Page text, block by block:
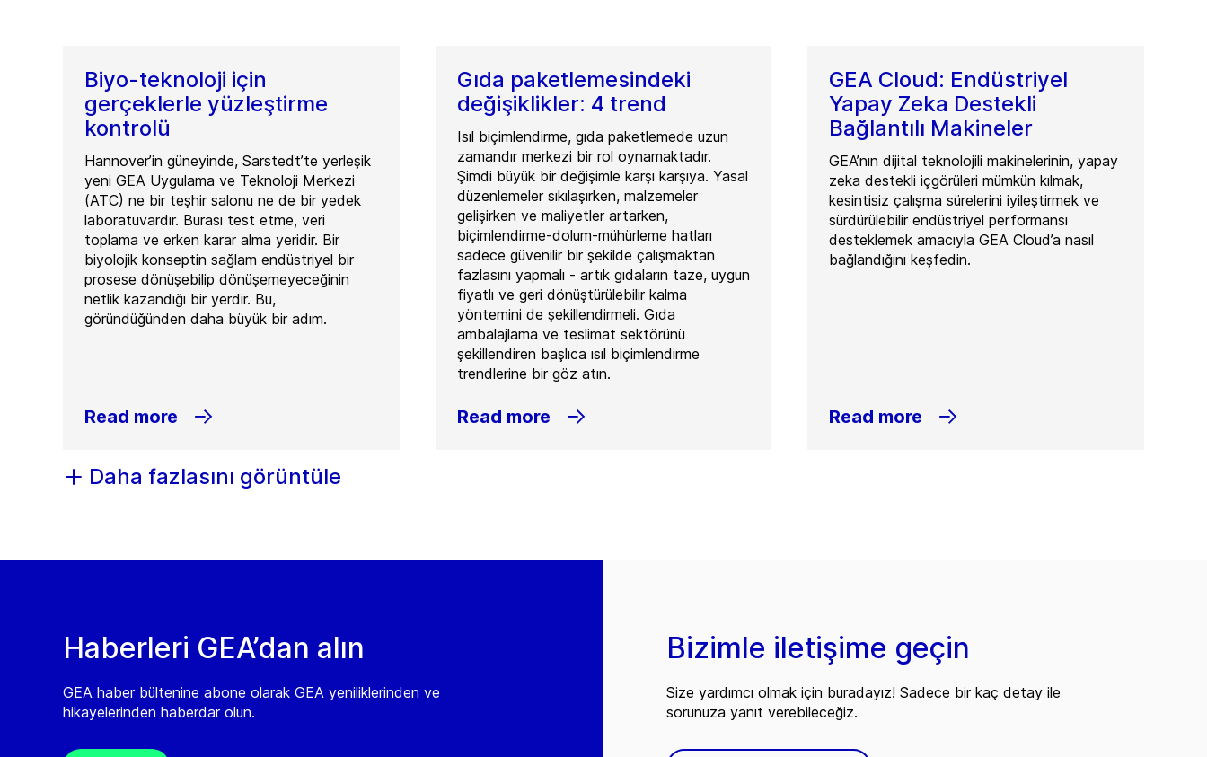
Biyo-teknoloji için
gerçeklerle yüzleştirme
kontrolü
Hannover’in güneyinde, Sarstedt’te yerleşik
yeni GEA Uygulama ve Teknoloji Merkezi
(ATC) ne bir teşhir salonu ne de bir yedek
laboratuvardır. Burası test etme, veri
toplama ve erken karar alma yeridir. Bir
biyolojik konseptin sağlam endüstriyel bir
prosese dönüşebilip dönüşemeyeceğinin
netlik kazandığı bir yerdir. Bu,
göründüğünden daha büyük bir adım.
Read more
Gıda paketlemesindeki
değişiklikler: 4 trend
Isıl biçimlendirme, gıda paketlemede uzun
zamandır merkezi bir rol oynamaktadır.
Şimdi büyük bir değişimle karşı karşıya. Yasal
düzenlemeler sıkılaşırken, malzemeler
gelişirken ve maliyetler artarken,
biçimlendirme-dolum-mühürleme hatları
sadece güvenilir bir şekilde çalışmaktan
fazlasını yapmalı - artık gıdaların taze, uygun
fiyatlı ve geri dönüştürülebilir kalma
yöntemini de şekillendirmeli. Gıda
ambalajlama ve teslimat sektörünü
şekillendiren başlıca ısıl biçimlendirme
trendlerine bir göz atın.
Read more
GEA Cloud: Endüstriyel
Yapay Zeka Destekli
Bağlantılı Makineler
GEA’nın dijital teknolojili makinelerinin, yapay
zeka destekli içgörüleri mümkün kılmak,
kesintisiz çalışma sürelerini iyileştirmek ve
sürdürülebilir endüstriyel performansı
desteklemek amacıyla GEA Cloud’a nasıl
bağlandığını keşfedin.
Read more
Daha fazlasını görüntüle
Haberleri GEA’dan alın
GEA haber bültenine abone olarak GEA yeniliklerinden ve
hikayelerinden haberdar olun.
Bizimle iletişime geçin
Size yardımcı olmak için buradayız! Sadece bir kaç detay ile
sorunuza yanıt verebileceğiz.